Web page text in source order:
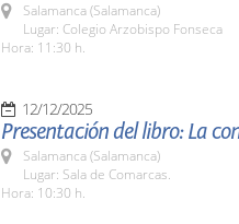
Salamanca (Salamanca)
Lugar: Colegio Arzobispo Fonseca
Hora: 11:30 h.
12/12/2025
Presentación del libro: La
Salamanca (Salamanca)
Lugar: Sala de Comarcas.
Hora: 10:30 h.